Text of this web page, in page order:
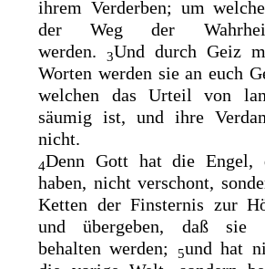
ihrem Verderben; um
der Weg der
werden.
3Und durch Geiz
Worten werden sie an euch
welchen das Urteil von
säumig ist, und ihre
nicht.
4Denn Gott hat die Engel,
haben, nicht verschont,
Ketten der Finsternis zur
und übergeben, daß sie
behalten werden;
5und hat